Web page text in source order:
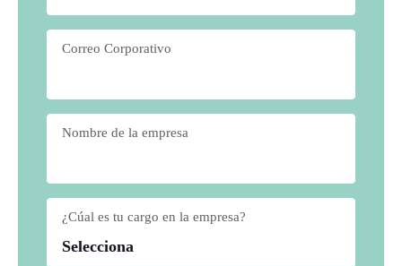
Correo Corporativo
Nombre de la empresa
¿Cúal es tu cargo en la empresa?